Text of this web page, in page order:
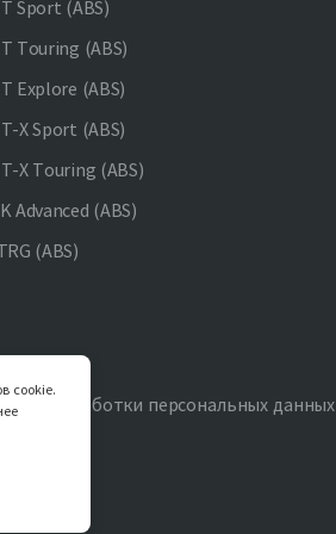
Sport (ABS)
Touring (ABS)
Explore (ABS)
X Sport (ABS)
X Touring (ABS)
Advanced (ABS)
(ABS)
обработки персональных данных
cookie.